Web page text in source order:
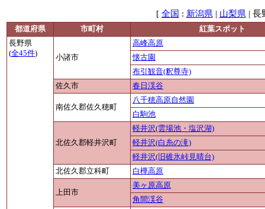
[ 全国 : 新潟県 | 山梨県 | 長
都道府県 市町村
紅葉スポット
長野県
(全45件) 小諸市
高峰高原
懐古園
布引観音(釈尊寺)
佐久市
春日渓谷
南佐久郡佐久穂町
八千穂高原自然園
白駒池
北佐久郡軽井沢町
軽井沢(雲場池・塩沢湖)
軽井沢(白糸の滝)
軽井沢(旧碓氷峠見晴台)
北佐久郡立科町
白樺高原
上田市
美ヶ原高原
角間渓谷